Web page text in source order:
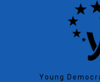
Young